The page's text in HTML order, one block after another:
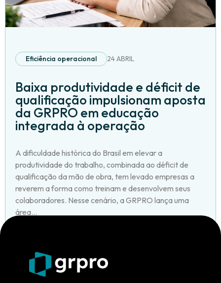
Eficiência operacional 24 ABRIL
Baixa produtividade e déficit de
qualificação impulsionam aposta
da GRPRO em educação
integrada à operação
A dificuldade histórica do Brasil em elevar a
produtividade do trabalho, combinada ao déficit de
qualificação da mão de obra, tem levado empresas a
reverem a forma como treinam e desenvolvem seus
colaboradores. Nesse cenário, a GRPRO lança uma
área...